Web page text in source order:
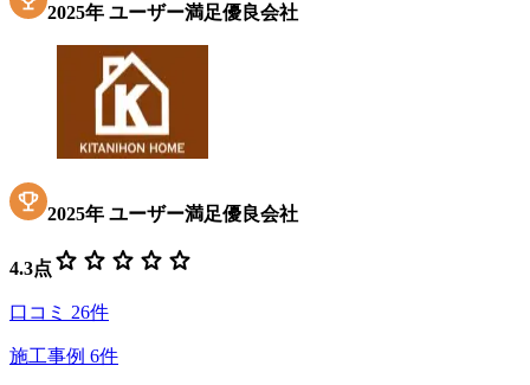
2025年 ユーザー満足優良会社
2025年 ユーザー満足優良会社
4.3点 star star star star star
口コミ 26件
施工事例 6件